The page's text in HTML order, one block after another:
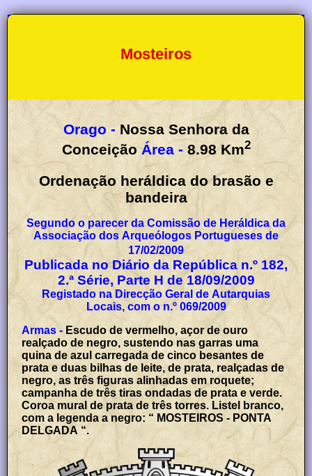
Mosteiros
Orago - Nossa Senhora da
Conceição
Área - 8.98 Km2
Ordenação heráldica do brasão e
bandeira
Segundo o parecer da Comissão de Heráldica da
Associação dos Arqueólogos Portugueses de
17/02/2009
Publicada no Diário da República n.º 182,
2.ª Série, Parte H de 18/09/2009
Registado na Direcção Geral de Autarquias
Locais, com o n.º 069/2009
Armas - Escudo de vermelho, açor de ouro
realçado de negro, sustendo nas garras uma
quina de azul carregada de cinco besantes de
prata e duas bilhas de leite, de prata, realçadas de
negro, as três figuras alinhadas em roquete;
campanha de três tiras ondadas de prata e verde.
Coroa mural de prata de três torres. Listel branco,
com a legenda a negro: “ MOSTEIROS - PONTA
DELGADA “.